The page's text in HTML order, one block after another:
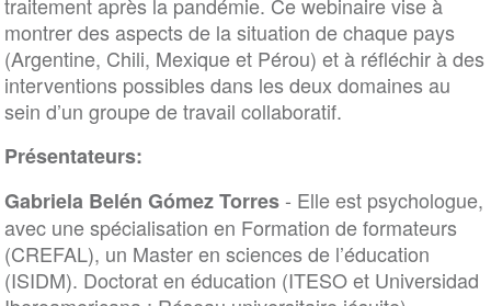
montrer des aspects de la situation de chaque pays
(Argentine, Chili, Mexique et Pérou) et à réfléchir à des
interventions possibles dans les deux domaines au
sein d’un groupe de travail collaboratif.
Présentateurs:
Gabriela Belén Gómez Torres- Elle est psychologue,
avec une spécialisation en Formation de formateurs
(CREFAL), un Master en sciences de l’éducation
(ISIDM). Doctorat en éducation (ITESO et Universidad